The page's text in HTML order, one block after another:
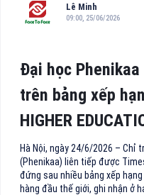
Lê Minh
09:00, 25/06/2026
Đại học
trên bảng xếp
HIGHER
Hà Nội, ngày 24/6/2026 – Chỉ
(Phenikaa) liên tiếp được
đứng sau nhiều bảng xếp
hàng đầu thế giới, ghi nhận ở